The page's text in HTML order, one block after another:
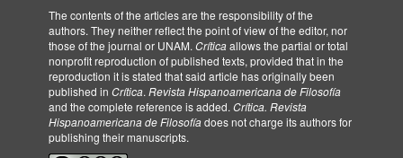
The contents of the articles are the responsibility of the
authors. They neither reflect the point of view of the editor, nor
those of the journal or UNAM. Críticaallows the partial or total
nonprofit reproduction of published texts, provided that in the
reproduction it is stated that said article has originally been
published in Crítica. Revista Hispanoamericana de Filosofía
and the complete reference is added. Crítica. Revista
Hispanoamericana de Filosofíadoes not charge its authors for
publishing their manuscripts.